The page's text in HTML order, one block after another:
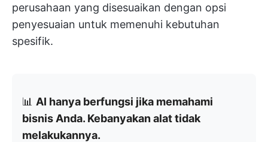
perusahaan yang disesuaikan dengan opsi
penyesuaian untuk memenuhi kebutuhan
spesifik.
📊 AI hanya berfungsi jika memahami
bisnis Anda. Kebanyakan alat tidak
melakukannya.